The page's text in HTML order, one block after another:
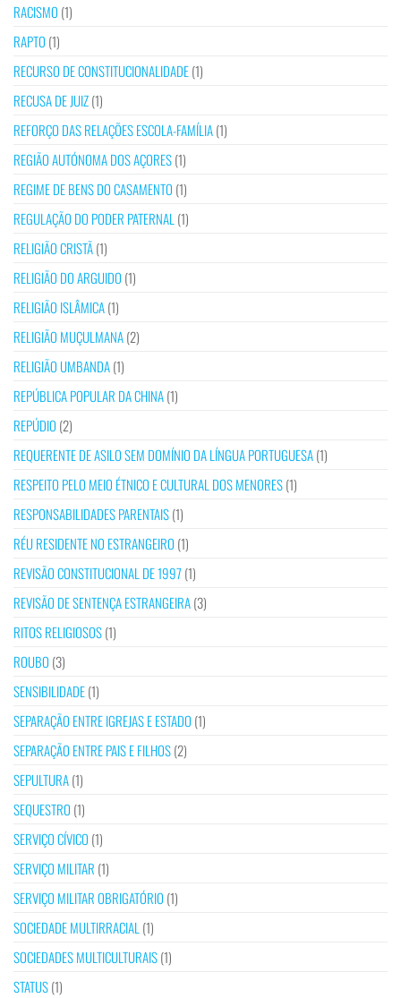
RACISMO (1)
RAPTO (1)
RECURSO DE CONSTITUCIONALIDADE(1)
RECUSA DE JUIZ(1)
REFORÇO DAS RELAÇÕES ESCOLA-FAMÍLIA(1)
REGIÃO AUTÓNOMA DOS AÇORES(1)
REGIME DE BENS DO CASAMENTO (1)
REGULAÇÃO DO PODER PATERNAL(1)
RELIGIÃO CRISTÃ(1)
RELIGIÃO DO ARGUIDO (1)
RELIGIÃO ISLÂMICA(1)
RELIGIÃO MUÇULMANA(2)
RELIGIÃO UMBANDA(1)
REPÚBLICA POPULAR DA CHINA(1)
REPÚDIO (2)
REQUERENTE DE ASILO SEM DOMÍNIO DA LÍNGUA PORTUGUESA(1)
RESPEITO PELO MEIO ÉTNICO E CULTURAL DOS MENORES(1)
RESPONSABILIDADES PARENTAIS(1)
RÉU RESIDENTE NO ESTRANGEIRO (1)
REVISÃO CONSTITUCIONAL DE 1997 (1)
REVISÃO DE SENTENÇA ESTRANGEIRA(3)
RITOS RELIGIOSOS(1)
ROUBO (3)
SENSIBILIDADE(1)
SEPARAÇÃO ENTRE IGREJAS E ESTADO (1)
SEPARAÇÃO ENTRE PAIS E FILHOS(2)
SEPULTURA(1)
SEQUESTRO (1)
SERVIÇO CÍVICO (1)
SERVIÇO MILITAR (1)
SERVIÇO MILITAR OBRIGATÓRIO (1)
SOCIEDADE MULTIRRACIAL(1)
SOCIEDADES MULTICULTURAIS(1)
STATUS(1)